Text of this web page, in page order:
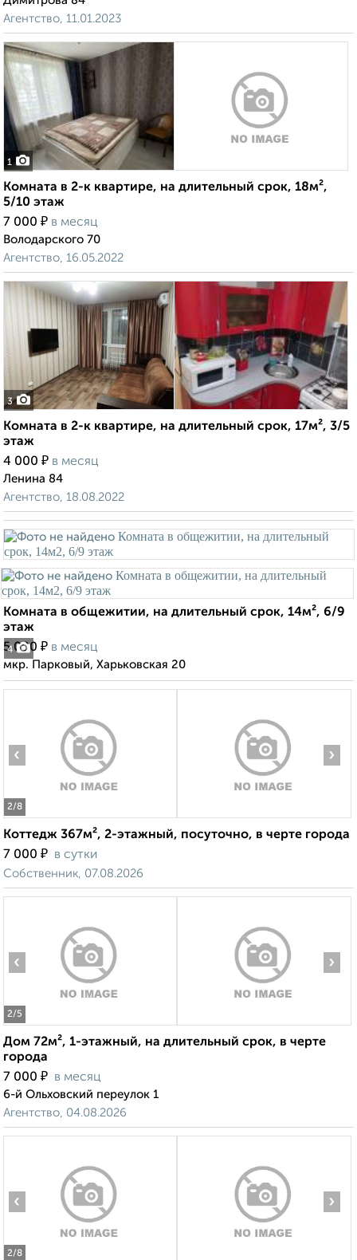
Агентство, 11.01.2023
1
Комната в 2-к квартире, на длительный срок, 18м²,
5/10 этаж
7 000 ₽ в месяц
Володарского 70
Агентство, 16.05.2022
3
Комната в 2-к квартире, на длительный срок, 17м², 3/5
этаж
4 000 ₽ в месяц
Ленина 84
Агентство, 18.08.2022
4
Комната в общежитии, на длительный срок, 14м², 6/9
этаж
5 000 ₽ в месяц
мкр. Парковый, Харьковская 20
2/8
‹ ›
Коттедж 367м², 2-этажный, посуточно, в черте города
7 000 ₽ в сутки
Собственник, 07.08.2026
2/5
‹ ›
Дом 72м², 1-этажный, на длительный срок, в черте
города
7 000 ₽ в месяц
6-й Ольховский переулок 1
Агентство, 04.08.2026
2/8
‹ ›